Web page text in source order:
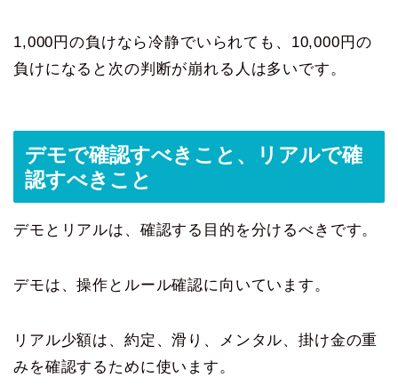
1,000円の負けなら冷静でいられても、10,000円の
負けになると次の判断が崩れる人は多いです。
デモで確認すべきこと、リアルで確
認すべきこと
デモとリアルは、確認する目的を分けるべきです。
デモは、操作とルール確認に向いています。
リアル少額は、約定、滑り、メンタル、掛け金の重
みを確認するために使います。